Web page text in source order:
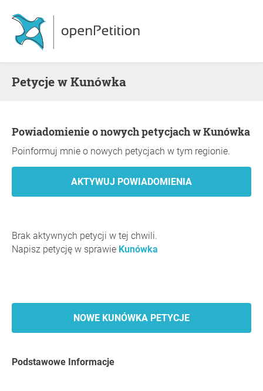
Petycje w Kunówka
Powiadomienie o nowych petycjach w Kunówka
Poinformuj mnie o nowych petycjach w tym regionie.
Brak aktywnych petycji w tej chwili.
Napisz petycję w sprawie Kunówka
NOWE KUNÓWKA PETYCJE
Podstawowe Informacje